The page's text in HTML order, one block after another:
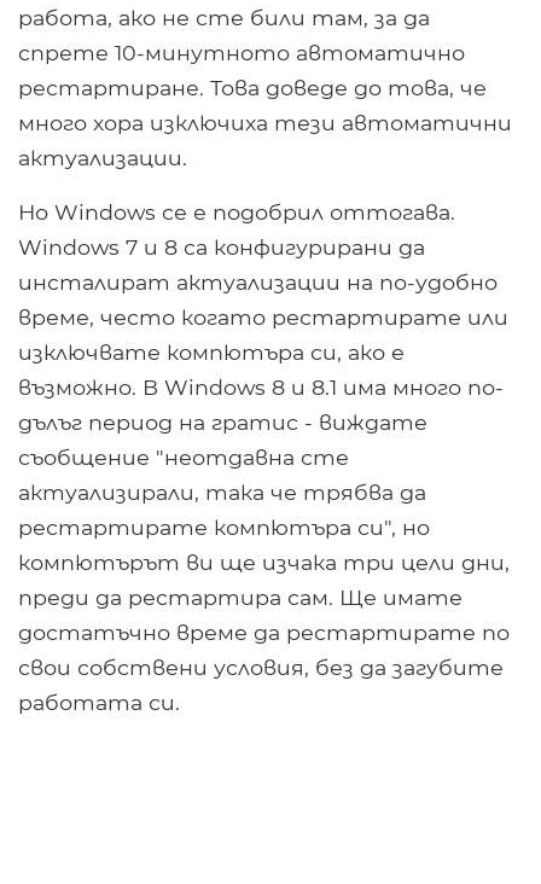
работа, ако не сте били там, за да
спрете 10-минутното автоматично
рестартиране. Това доведе до това, че
много хора изключиха тези автоматични
актуализации.
Но Windows се е подобрил оттогава.
Windows 7 и 8 са конфигурирани да
инсталират актуализации на по-удобно
време, често когато рестартирате или
изключвате компютъра си, ако е
възможно. В Windows 8 и 8.1 има много по-
дълъг период на гратис - виждате
съобщение "неотдавна сте
актуализирали, така че трябва да
рестартирате компютъра си", но
компютърът ви ще изчака три цели дни,
преди да рестартира сам. Ще имате
достатъчно време да рестартирате по
свои собствени условия, без да загубите
работата си.